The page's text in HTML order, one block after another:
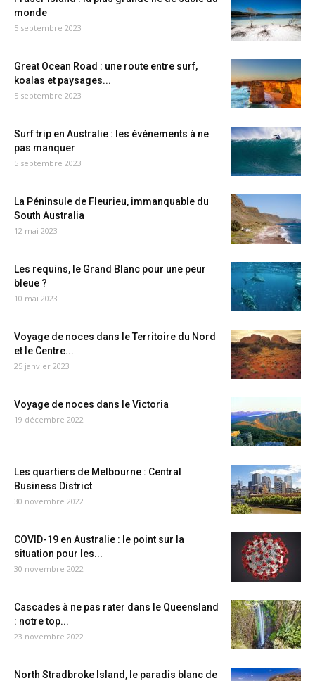
monde
5 septembre 2023
Great Ocean Road : une route entre surf,
koalas et paysages...
5 septembre 2023
Surf trip en Australie : les événements à ne
pas manquer
5 septembre 2023
La Péninsule de Fleurieu, immanquable du
South Australia
12 mai 2023
Les requins, le Grand Blanc pour une peur
bleue ?
10 mai 2023
Voyage de noces dans le Territoire du Nord
et le Centre...
25 janvier 2023
Voyage de noces dans le Victoria
19 décembre 2022
Les quartiers de Melbourne : Central
Business District
30 novembre 2022
COVID-19 en Australie : le point sur la
situation pour les...
30 novembre 2022
Cascades à ne pas rater dans le Queensland
: notre top...
23 novembre 2022
North Stradbroke Island, le paradis blanc de